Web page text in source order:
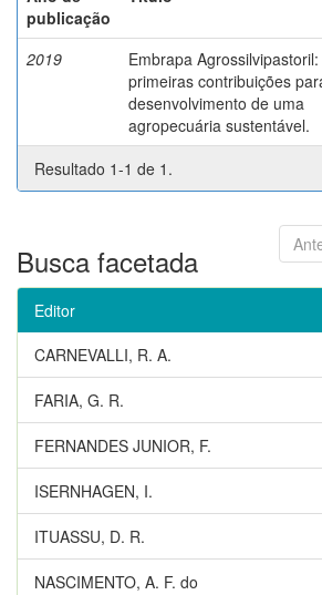
publicação
2019
Embrapa Agrossilvipastoril:
primeiras contribuições
desenvolvimento de uma
agropecuária sustentável.
Resultado 1-1 de 1.
Busca facetada
Editor
CARNEVALLI, R. A.
FARIA, G. R.
FERNANDES JUNIOR, F.
ISERNHAGEN, I.
ITUASSU, D. R.
NASCIMENTO, A. F. do